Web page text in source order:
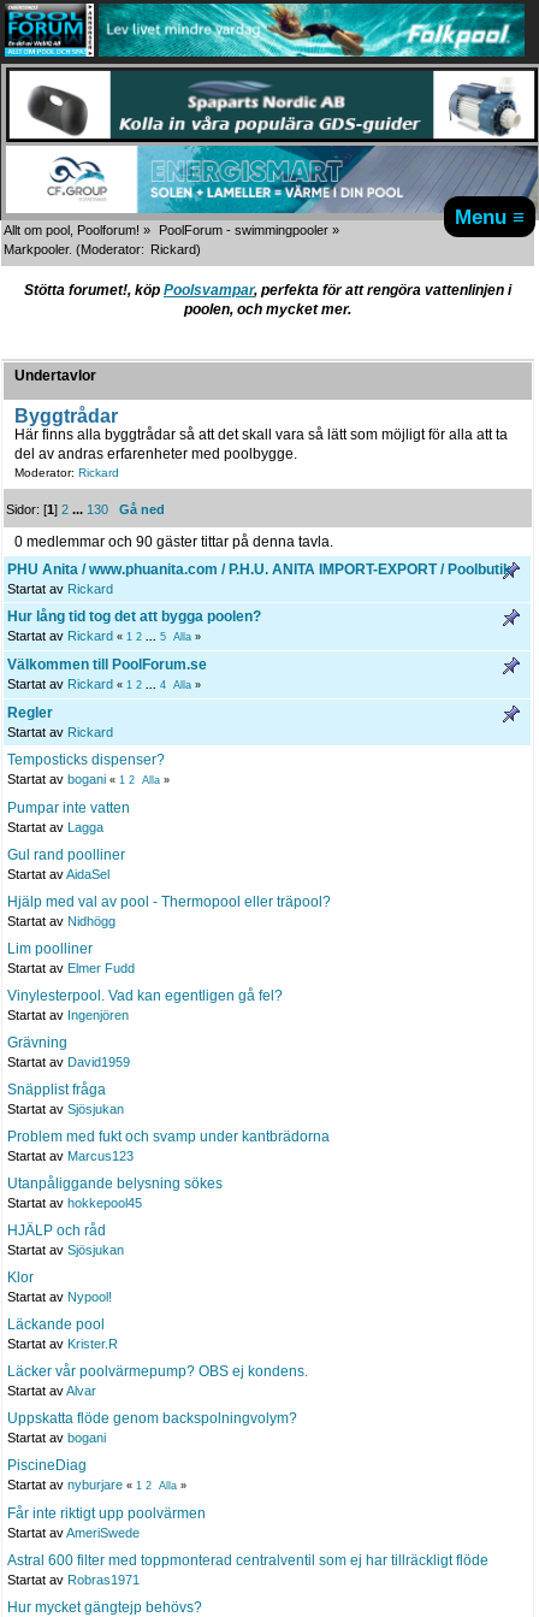
Menu ≡
Allt om pool, Poolforum! » PoolForum - swimmingpooler »
Markpooler. (Moderator: Rickard)
Stötta forumet!, köp Poolsvampar, perfekta för att rengöra vattenlinjen i
poolen, och mycket mer.
Undertavlor
Byggtrådar
Här finns alla byggtrådar så att det skall vara så lätt som möjligt för alla att ta
del av andras erfarenheter med poolbygge.
Moderator: Rickard
Sidor: [1]2 ... 130 Gå ned
0 medlemmar och 90 gäster tittar på denna tavla.
PHU Anita / www.phuanita.com / P.H.U. ANITA IMPORT-EXPORT / Poolbutik
Startat av Rickard
Hur lång tid tog det att bygga poolen?
Startat av Rickard « 1 2 5 Alla »
Välkommen till PoolForum.se
Startat av Rickard « 1 2 4 Alla »
Regler
Startat av Rickard
Temposticks dispenser?
Startat av bogani « 1 2 Alla »
Pumpar inte vatten
Startat av Lagga
Gul rand poolliner
Startat avAidaSel
Hjälp med val av pool - Thermopool eller träpool?
Startat av Nidhögg
Lim poolliner
Startat av Elmer Fudd
Vinylesterpool. Vad kan egentligen gå fel?
Startat av Ingenjören
Grävning
Startat av David1959
Snäpplist fråga
Startat av Sjösjukan
Problem med fukt och svamp under kantbrädorna
Startat av Marcus123
Utanpåliggande belysning sökes
Startat av hokkepool45
HJÄLP och råd
Startat av Sjösjukan
Klor
Startat av Nypool!
Läckande pool
Startat av Krister.R
Läcker vår poolvärmepump? OBS ej kondens.
Startat avAlvar
Uppskatta flöde genom backspolningvolym?
Startat av bogani
PiscineDiag
Startat av nyburjare « 1 2 Alla »
Får inte riktigt upp poolvärmen
Startat avAmeriSwede
Astral 600 filter med toppmonterad centralventil som ej har tillräckligt flöde
Startat av Robras1971
Hur mycket gängtejp behövs?